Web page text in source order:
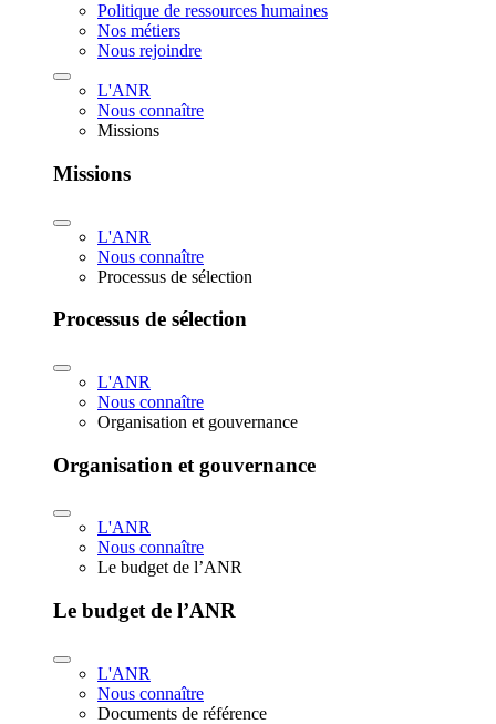
Politique de ressources humaines
Nos métiers
Nous rejoindre
L'ANR
Nous connaître
Missions
Missions
L'ANR
Nous connaître
Processus de sélection
Processus de sélection
L'ANR
Nous connaître
Organisation et gouvernance
Organisation et gouvernance
L'ANR
Nous connaître
Le budget de l’ANR
Le budget de l’ANR
L'ANR
Nous connaître
Documents de référence